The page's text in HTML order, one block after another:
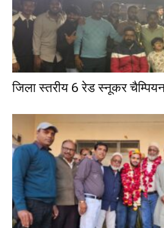
जिला स्तरीय 6 रेड स्नूकर